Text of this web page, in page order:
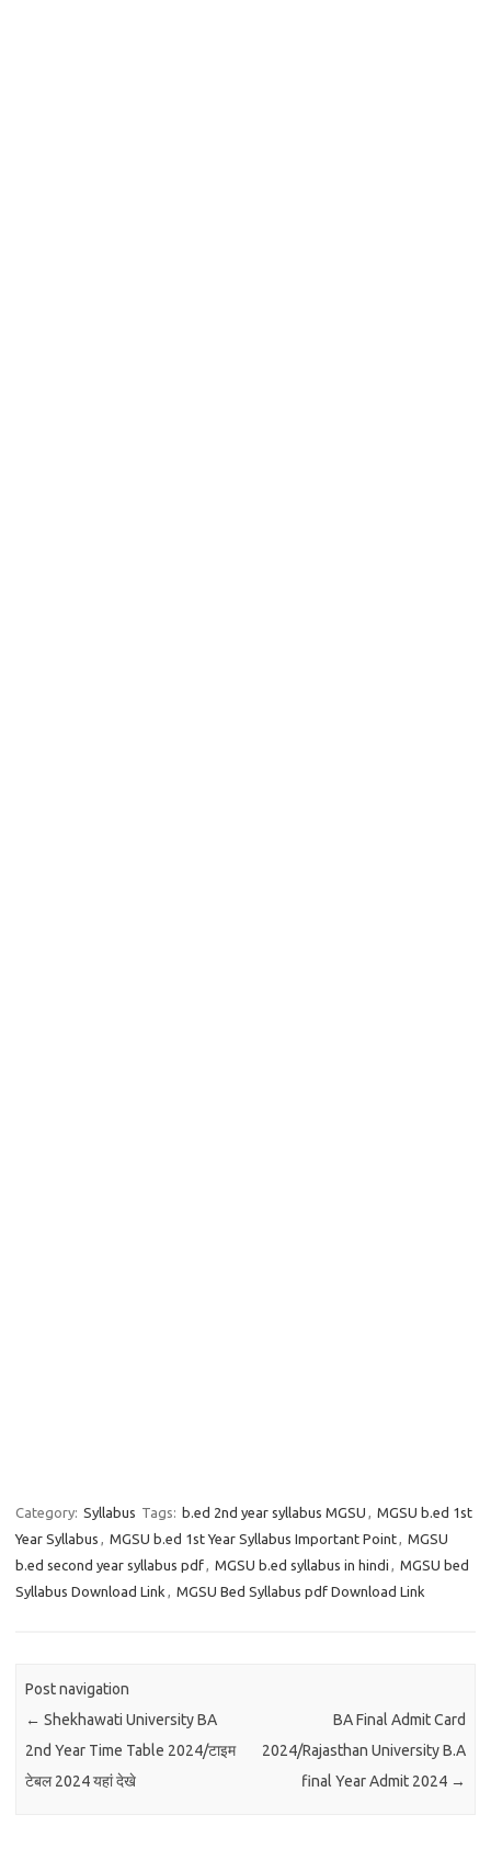
Category: Syllabus Tags: b.ed 2nd year syllabus MGSU , MGSU b.ed 1st
Year Syllabus , MGSU b.ed 1st Year Syllabus Important Point, MGSU
b.ed second year syllabus pdf, MGSU b.ed syllabus in hindi , MGSU bed
Syllabus Download Link , MGSU Bed Syllabus pdf Download Link
Post navigation
← Shekhawati University BA
2nd Year Time Table 2024/टाइम
टेबल 2024 यहां देखे
BA Final Admit Card
2024/Rajasthan University B.A
final Year Admit 2024 →